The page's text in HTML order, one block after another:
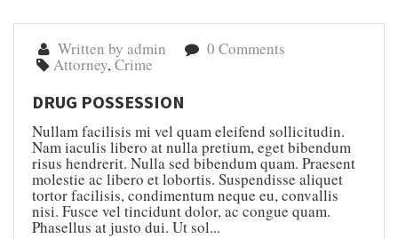
Written by admin 0 Comments
Attorney,Crime
DRUG POSSESSION
Nullam facilisis mi vel quam eleifend sollicitudin.
Nam iaculis libero at nulla pretium, eget bibendum
risus hendrerit. Nulla sed bibendum quam. Praesent
molestie ac libero et lobortis. Suspendisse aliquet
tortor facilisis, condimentum neque eu, convallis
nisi. Fusce vel tincidunt dolor, ac congue quam.
Phasellus at justo dui. Ut sol...